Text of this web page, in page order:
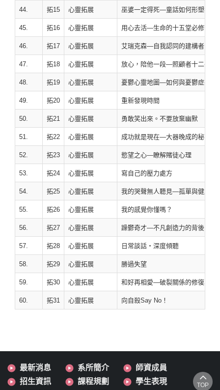
44. 拓15 心靈拓展 巫婆一定得死—童話如何形塑我們
45. 拓16 心靈拓展 用心去活—生命的十五堂必修課
46. 拓17 心靈拓展 艾瑞克森—自我認同的建構者
47. 拓18 心靈拓展 放心，陪他一段—照顧者十二手則
48. 拓19 心靈拓展 憂鬱心靈地圖—如何與憂鬱症共處
49. 拓20 心靈拓展 重新發現時間
50. 拓21 心靈拓展 勇敢笑出來。不要放棄幽默
51. 拓22 心靈拓展 成功就是現在—大器晚成的秘訣
52. 拓23 心靈拓展 慾望之心—瞭解賭徒心理
53. 拓24 心靈拓展 寫自己的壓力處方
54. 拓25 心靈拓展 我的哭聲無人聽見—孤單與健康
55. 拓26 心靈拓展 我的感覺你懂嗎？
56. 拓27 心靈拓展 躁鬱奇才—不凡創造力的背後
57. 拓28 心靈拓展 日常談話‧深度傾聽
58. 拓29 心靈拓展 勝過失望
59. 拓30 心靈拓展 和好再相愛—破裂關係的修復與重
60. 拓31 心靈拓展 向自殺Say No！
最新消息 系所簡介
師資成員
招生資訊
課程規劃
學生表現
TOP